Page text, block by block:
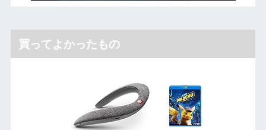
買ってよかったもの